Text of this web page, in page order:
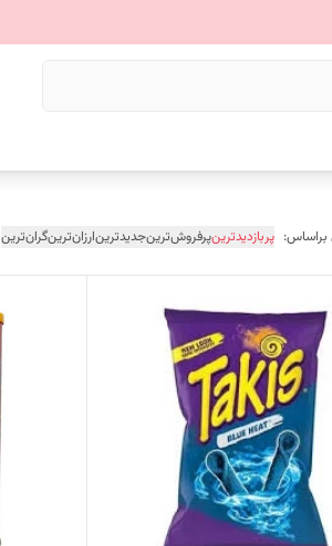
پربازدیدترینپرفروش‌ترینجدیدترینارزان‌ترینگران‌ترین